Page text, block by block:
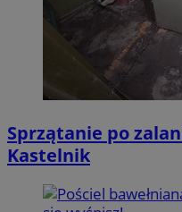
Sprzątanie po
Kastelnik